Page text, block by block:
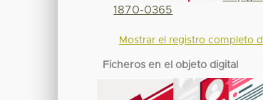
1870-0365
Mostrar el registro completo
Ficheros en el objeto digital